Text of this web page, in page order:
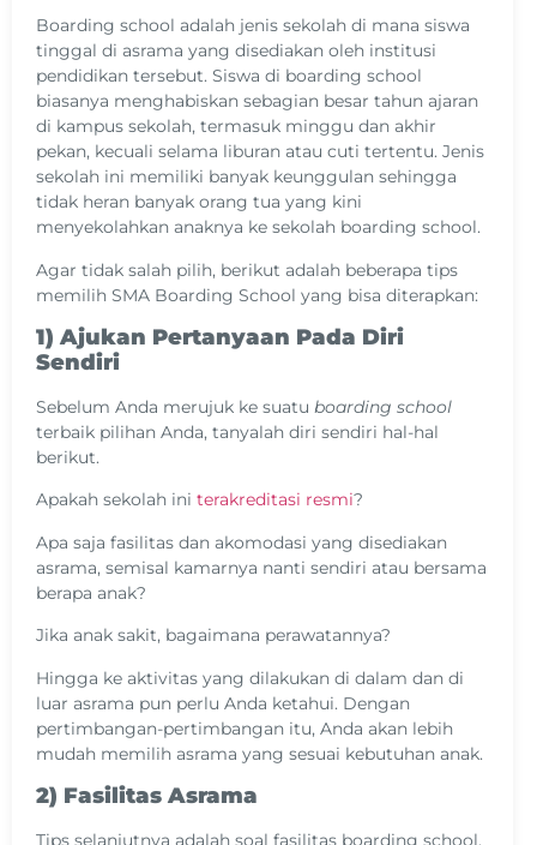
Boarding school adalah jenis sekolah di mana siswa
tinggal di asrama yang disediakan oleh institusi
pendidikan tersebut. Siswa di boarding school
biasanya menghabiskan sebagian besar tahun ajaran
di kampus sekolah, termasuk minggu dan akhir
pekan, kecuali selama liburan atau cuti tertentu. Jenis
sekolah ini memiliki banyak keunggulan sehingga
tidak heran banyak orang tua yang kini
menyekolahkan anaknya ke sekolah boarding school.
Agar tidak salah pilih, berikut adalah beberapa tips
memilih SMA Boarding School yang bisa diterapkan:
1) Ajukan Pertanyaan Pada Diri
Sendiri
Sebelum Anda merujuk ke suatu boarding school
terbaik pilihan Anda, tanyalah diri sendiri hal-hal
berikut.
Apakah sekolah ini terakreditasi resmi?
Apa saja fasilitas dan akomodasi yang disediakan
asrama, semisal kamarnya nanti sendiri atau bersama
berapa anak?
Jika anak sakit, bagaimana perawatannya?
Hingga ke aktivitas yang dilakukan di dalam dan di
luar asrama pun perlu Anda ketahui. Dengan
pertimbangan-pertimbangan itu, Anda akan lebih
mudah memilih asrama yang sesuai kebutuhan anak.
2) Fasilitas Asrama
Tips selanjutnya adalah soal fasilitas boarding school.